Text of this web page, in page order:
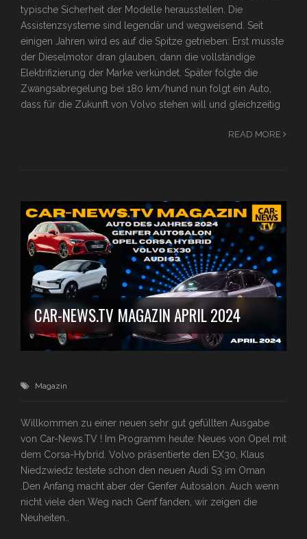
typische Sicherheit der Modelle herausstellen. Die
Assistenzsysteme sind legendär und wegweisend. Seit
einigen Jahren wird es auf die Spitze getrieben: Erst musste
der Dieselmotor dran glauben, dann die vollständige
Elektrifizierung der Marke verkündet. Später folgte die
Zwangsabregelung bei 180 km/hund nun folgt ein Auto,
dass für die Zukunft von Volvo stehen will und gleichzeitig
READ MORE
CAR-NEWS.TV MAGAZIN APRIL 2024
Magazin
Willkommen zu einer neuen sehr gut gefüllten Ausgabe
von Car-News.TV ! Im Programm heute: Neues von Opel mit
dem Corsa-Hybrid. Volvo präsentierte den EX30, Klaus
Niedzwiedz testete schon den neuen Audi S3 im Oman
.Den Anfang macht aber der Genfer Autosalon. Auch wenn
nicht viele den Weg nach Genf fanden, wir zeigen die
Neuheiten..